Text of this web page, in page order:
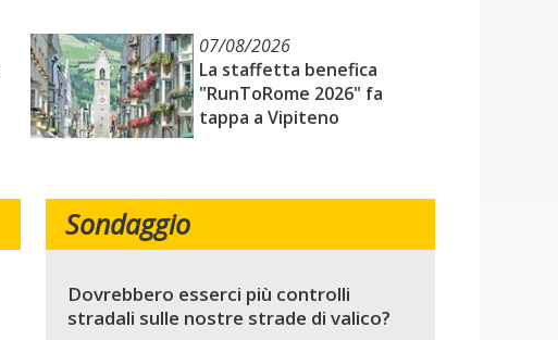
07/08/2026
La staffetta benefica
"RunToRome 2026" fa
tappa a Vipiteno
Sondaggio
Dovrebbero esserci più controlli
stradali sulle nostre strade di valico?